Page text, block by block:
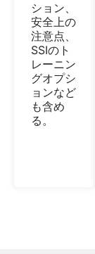
ション、
安全上の
注意点、
SSIのト
レーニン
グオプシ
ョンなど
も含め
る。